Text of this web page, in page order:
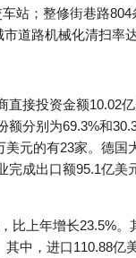
站；整修街巷路804
道路机械化清扫率达
直接投资金额10.02
额分别为69.3%和
元的有23家。德国
成出口额95.1亿美
比上年增长23.5%。
中，进口110.88亿